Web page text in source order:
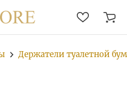
Держатели туалетной